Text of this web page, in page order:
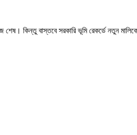
কিন্তু বাস্তবে সরকারি ভূমি রেকর্ডে নতুন